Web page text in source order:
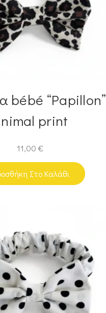
bébé “Papillon”
print
11,00€
Στο Καλάθι